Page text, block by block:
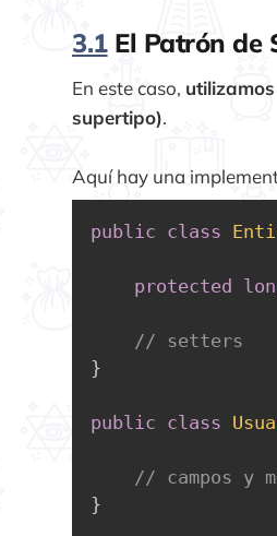
3.1El Patrón de
En este caso,
supertipo).
Aquí hay una
public class
protected
// setters
}
public class
// campos y
}